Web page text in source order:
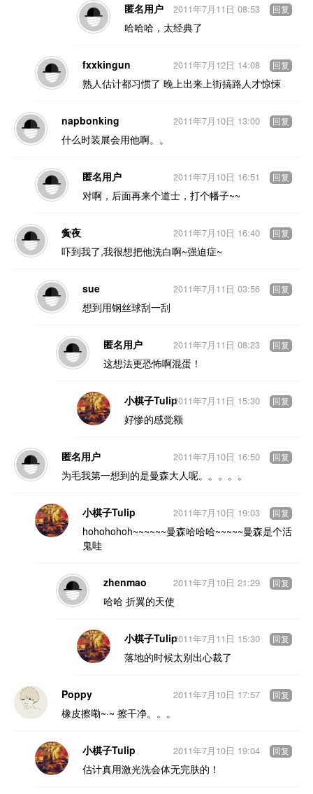
匿名用户
哈哈哈，太经典了
2011年7月11日 08:53 回复
fxxkingun
熟人估计都习惯了 晚上出来上街搞路人才惊悚
2011年7月12日 14:08 回复
napbonking
什么时装展会用他啊。。
2011年7月10日 13:00 回复
匿名用户
对啊，后面再来个道士，打个幡子~~
2011年7月10日 16:51 回复
夤夜
吓到我了,我很想把他洗白啊~强迫症~
2011年7月10日 16:40 回复
sue
想到用钢丝球刮一刮
2011年7月11日 03:56 回复
匿名用户
这想法更恐怖啊混蛋！
2011年7月11日 08:23 回复
小棋子Tulip
好惨的感觉额
2011年7月11日 15:30 回复
匿名用户
为毛我第一想到的是曼森大人呢。。。。。
2011年7月10日 16:50 回复
小棋子Tulip
hohohohoh~~~~~~曼森哈哈哈~~~~~曼森是个活
鬼哇
2011年7月10日 19:03 回复
zhenmao
哈哈 折翼的天使
2011年7月10日 21:29 回复
小棋子Tulip
落地的时候太别出心裁了
2011年7月11日 15:30 回复
Poppy
橡皮擦嘞~·~ 擦干净。。。
2011年7月10日 17:57 回复
小棋子Tulip
估计真用激光洗会体无完肤的！
2011年7月10日 19:04 回复